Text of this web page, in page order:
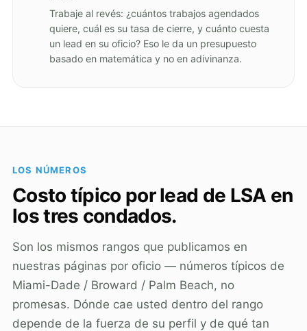
Trabaje al revés: ¿cuántos trabajos agendados
quiere, cuál es su tasa de cierre, y cuánto cuesta
un lead en su oficio? Eso le da un presupuesto
basado en matemática y no en adivinanza.
LOS NÚMEROS
Costo típico por lead de LSA en
los tres condados.
Son los mismos rangos que publicamos en
nuestras páginas por oficio — números típicos de
Miami-Dade / Broward / Palm Beach, no
promesas. Dónde cae usted dentro del rango
depende de la fuerza de su perfil y de qué tan